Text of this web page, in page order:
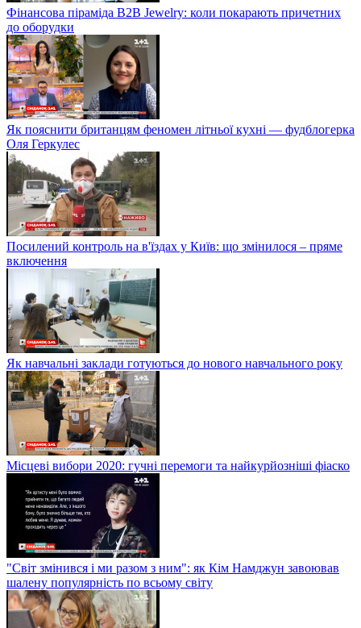
Фінансова піраміда B2B Jewelry: коли покарають причетних
до оборудки
Як пояснити британцям феномен літньої кухні — фудблогерка
Оля Геркулес
Посилений контроль на в'їздах у Київ: що змінилося – пряме
включення
Як навчальні заклади готуються до нового навчального року
Місцеві вибори 2020: гучні перемоги та найкурйозніші фіаско
"Світ змінився і ми разом з ним": як Кім Намджун завоював
шалену популярність по всьому світу